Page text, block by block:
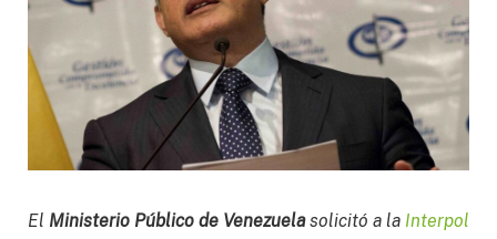
El Ministerio Público de Venezuelasolicitó a la Interpol